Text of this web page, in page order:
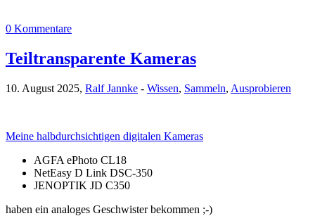
0 Kommentare
Teiltransparente Kameras
10. August 2025, Ralf Jannke - Wissen, Sammeln, Ausprobieren
Meine halbdurchsichtigen digitalen Kameras
AGFA ePhoto CL18
NetEasy D Link DSC-350
JENOPTIK JD C350
haben ein analoges Geschwister bekommen ;-)